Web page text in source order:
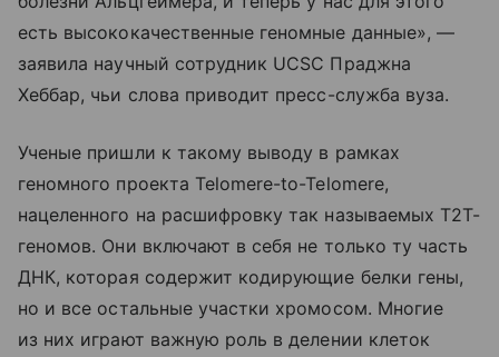
есть высококачественные геномные данные», —
заявила научный сотрудник UCSC Праджна
Хеббар, чьи слова приводит пресс-служба вуза.
Ученые пришли к такому выводу в рамках
геномного проекта Telomere-to-Telomere,
нацеленного на расшифровку так называемых Т2Т-
геномов. Они включают в себя не только ту часть
ДНК, которая содержит кодирующие белки гены,
но и все остальные участки хромосом. Многие
из них играют важную роль в делении клеток